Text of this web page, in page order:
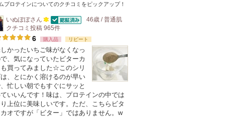
プロテインについてのクチコミをピックアップ！
いぬぽぽさん
100
人
以
上
の
メ
ン
バ
認証済
46歳 / 普通肌
クチコミ投稿 965件
6 購入品 リピート
かったいちご味がなくなっ
、気になっていたビターカ
買ってみました☆このシリ
、とにかく溶けるのが早い
忙しい朝でもすぐにサッと
いいんです！味は、プロテインの中では
上位に美味しいです。ただ、こちらビタ
オですが「ビター」ではありません。w